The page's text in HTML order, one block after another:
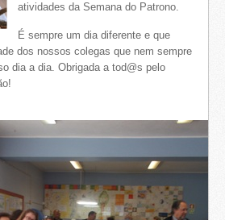
atividades da Semana do Patrono.
É sempre um dia diferente e que
dos nossos colegas que nem sempre
dia a dia. Obrigada a tod@s pelo